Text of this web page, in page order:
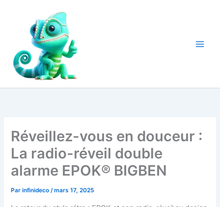
Réveillez-vous en douceur :
La radio-réveil double
alarme EPOK® BIGBEN
Parinfinideco/mars 17, 2025